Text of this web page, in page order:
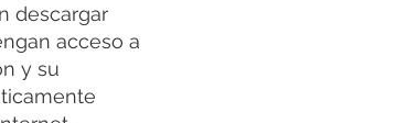
descargar
acceso a
y su